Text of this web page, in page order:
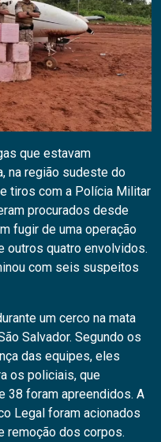
que estavam
na região sudeste do
tiros com a Polícia Militar
procurados desde
fugir de uma operação
outros quatro envolvidos.
com seis suspeitos
um cerco na mata
Salvador. Segundo os
das equipes, eles
os policiais, que
38 foram apreendidos. A
Legal foram acionados
remoção dos corpos.